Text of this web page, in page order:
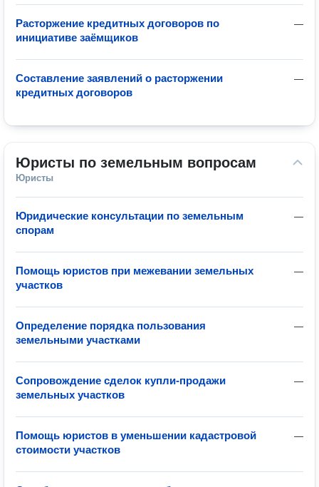
—
Расторжение кредитных договоров по
инициативе заёмщиков
—
Составление заявлений о расторжении
кредитных договоров
Юристы по земельным вопросам
Юристы
—
Юридические консультации по земельным
спорам
—
Помощь юристов при межевании земельных
участков
—
Определение порядка пользования
земельными участками
—
Сопровождение сделок купли-продажи
земельных участков
—
Помощь юристов в уменьшении кадастровой
стоимости участков